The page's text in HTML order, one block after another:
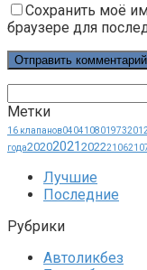
Сохранить моё
браузере для
Метки
16 клапанов0404108019732012
года20202021 20222106
Лучшие
Последние
Рубрики
Автоликбез